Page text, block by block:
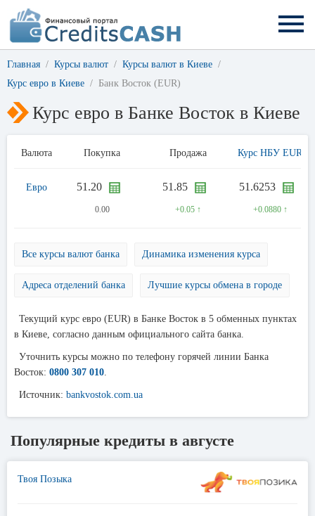
Главная Курсы валют
Курсы валют в Киеве
Курс евро в Киеве
Банк Восток (EUR)
Курс евро в Банке Восток в Киеве
Валюта Покупка Продажа Курс НБУ EUR
Евро 51.20
0.00
51.85
+0.05 ↑
51.6253
+0.0880 ↑
Все курсы валют банка Динамика изменения курса
Адреса отделений банка Лучшие курсы обмена в городе
Текущий курс евро (EUR) в Банке Восток в 5 обменных пунктах
в Киеве, согласно данным официального сайта банка.
Уточнить курсы можно по телефону горячей линии Банка
Восток: 0800 307 010.
Источник: bankvostok.com.ua
Популярные кредиты в августе
Твоя Позыка